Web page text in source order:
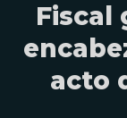
Fiscal
acto